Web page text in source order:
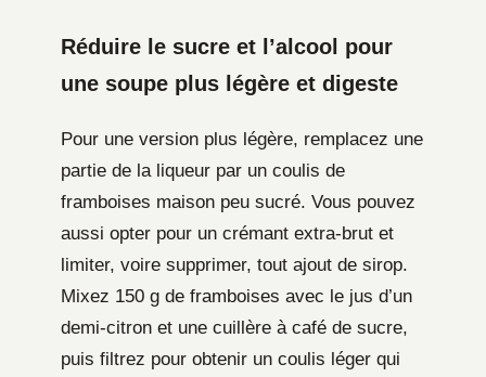
Réduire le sucre et l’alcool pour
une soupe plus légère et digeste
Pour une version plus légère, remplacez une
partie de la liqueur par un coulis de
framboises maison peu sucré. Vous pouvez
aussi opter pour un crémant extra-brut et
limiter, voire supprimer, tout ajout de sirop.
Mixez 150 g de framboises avec le jus d’un
demi-citron et une cuillère à café de sucre,
puis filtrez pour obtenir un coulis léger qui